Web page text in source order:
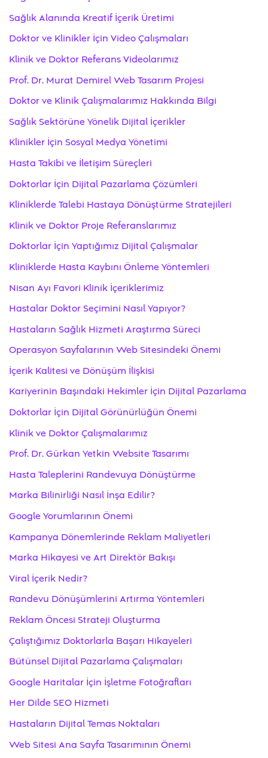
Sağlık Alanında Kreatif İçerik Üretimi
Doktor ve Klinikler İçin Video Çalışmaları
Klinik ve Doktor Referans Videolarımız
Prof. Dr. Murat Demirel Web Tasarım Projesi
Doktor ve Klinik Çalışmalarımız Hakkında Bilgi
Sağlık Sektörüne Yönelik Dijital İçerikler
Klinikler İçin Sosyal Medya Yönetimi
Hasta Takibi ve İletişim Süreçleri
Doktorlar İçin Dijital Pazarlama Çözümleri
Kliniklerde Talebi Hastaya Dönüştürme Stratejileri
Klinik ve Doktor Proje Referanslarımız
Doktorlar İçin Yaptığımız Dijital Çalışmalar
Kliniklerde Hasta Kaybını Önleme Yöntemleri
Nisan Ayı Favori Klinik İçeriklerimiz
Hastalar Doktor Seçimini Nasıl Yapıyor?
Hastaların Sağlık Hizmeti Araştırma Süreci
Operasyon Sayfalarının Web Sitesindeki Önemi
İçerik Kalitesi ve Dönüşüm İlişkisi
Kariyerinin Başındaki Hekimler İçin Dijital Pazarlama
Doktorlar İçin Dijital Görünürlüğün Önemi
Klinik ve Doktor Çalışmalarımız
Prof. Dr. Gürkan Yetkin Website Tasarımı
Hasta Taleplerini Randevuya Dönüştürme
Marka Bilinirliği Nasıl İnşa Edilir?
Google Yorumlarının Önemi
Kampanya Dönemlerinde Reklam Maliyetleri
Marka Hikayesi ve Art Direktör Bakışı
Viral İçerik Nedir?
Randevu Dönüşümlerini Artırma Yöntemleri
Reklam Öncesi Strateji Oluşturma
Çalıştığımız Doktorlarla Başarı Hikayeleri
Bütünsel Dijital Pazarlama Çalışmaları
Google Haritalar İçin İşletme Fotoğrafları
Her Dilde SEO Hizmeti
Hastaların Dijital Temas Noktaları
Web Sitesi Ana Sayfa Tasarımının Önemi